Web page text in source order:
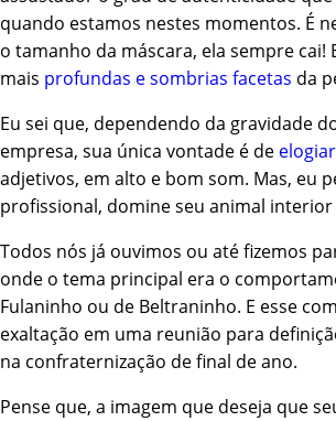
quando estamos nestes momentos. É
o tamanho da máscara, ela sempre cai!
mais profundas e sombrias facetas da
Eu sei que, dependendo da gravidade
empresa, sua única vontade é de elogiar
adjetivos, em alto e bom som. Mas, eu
profissional, domine seu animal interior
Todos nós já ouvimos ou até fizemos
onde o tema principal era o
Fulaninho ou de Beltraninho. E esse
exaltação em uma reunião para
na confraternização de final de ano.
Pense que, a imagem que deseja que